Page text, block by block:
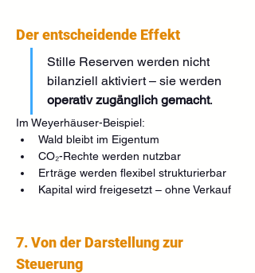
Der entscheidende Effekt
Stille Reserven werden nicht
bilanziell aktiviert – sie werden
operativ zugänglich gemacht.
Im Weyerhäuser-Beispiel:
Wald bleibt im Eigentum
CO₂-Rechte werden nutzbar
Erträge werden flexibel strukturierbar
Kapital wird freigesetzt – ohne Verkauf
7. Von der Darstellung zur
Steuerung